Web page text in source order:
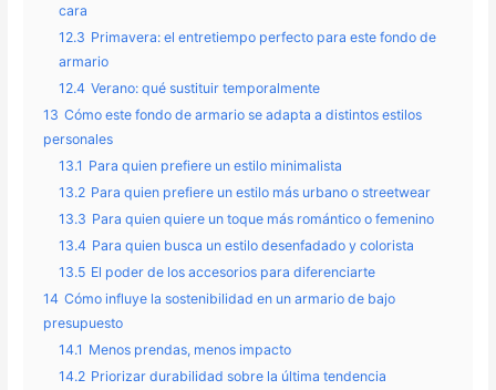
cara
12.3 Primavera: el entretiempo perfecto para este fondo de
armario
12.4 Verano: qué sustituir temporalmente
13 Cómo este fondo de armario se adapta a distintos estilos
personales
13.1 Para quien prefiere un estilo minimalista
13.2 Para quien prefiere un estilo más urbano o streetwear
13.3 Para quien quiere un toque más romántico o femenino
13.4 Para quien busca un estilo desenfadado y colorista
13.5 El poder de los accesorios para diferenciarte
14 Cómo influye la sostenibilidad en un armario de bajo
presupuesto
14.1 Menos prendas, menos impacto
14.2 Priorizar durabilidad sobre la última tendencia